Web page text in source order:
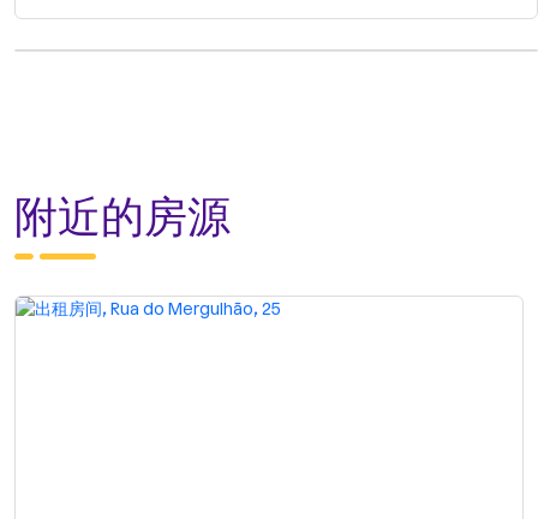
附近的房源